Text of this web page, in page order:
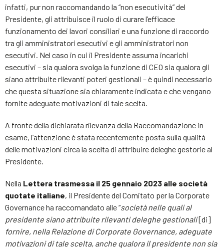
infatti, pur non raccomandando la “non esecutività” del
Presidente, gli attribuisce il ruolo di curare l’efficace
funzionamento dei lavori consiliari e una funzione di raccordo
tra gli amministratori esecutivi e gli amministratori non
esecutivi. Nel caso in cui il Presidente assuma incarichi
esecutivi – sia qualora svolga la funzione di CEO sia qualora gli
siano attribuite rilevanti poteri gestionali – è quindi necessario
che questa situazione sia chiaramente indicata e che vengano
fornite adeguate motivazioni di tale scelta.
A fronte della dichiarata rilevanza della Raccomandazione in
esame, l’attenzione è stata recentemente posta sulla qualità
delle motivazioni circa la scelta di attribuire deleghe gestorie al
Presidente.
Nella Lettera trasmessa il 25 gennaio 2023 alle società
quotate italiane, il Presidente del Comitato per la Corporate
Governance ha raccomandato alle “società nelle quali al
presidente siano attribuite rilevanti deleghe gestionali[di]
fornire, nella Relazione di Corporate Governance, adeguate
motivazioni di tale scelta, anche qualora il presidente non sia